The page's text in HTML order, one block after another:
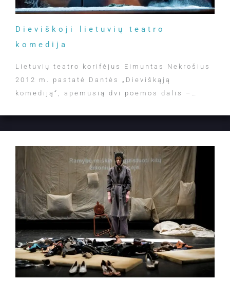
Dieviškoji lietuvių teatro
komedija
Lietuvių teatro korifėjus Eimuntas Nekrošius
2012 m. pastatė Dantės „Dieviškąją
komediją“, apėmusią dvi poemos dalis –…